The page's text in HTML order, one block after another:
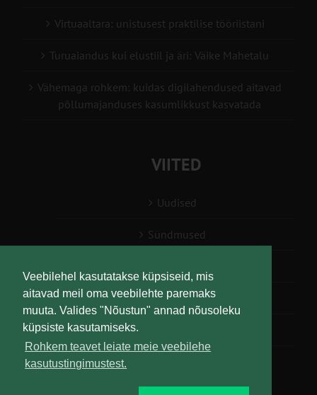
Veebilehel kasutatakse küpsiseid, mis
aitavad meil oma veebilehte paremaks
muuta. Valides "Nõustun" annad nõusoleku
küpsiste kasutamiseks.
Rohkem teavet leiate meie veebilehe
kasutustingimustest.
Virtuaaltara: unistusest praktilise tööriistani
Turuaiandus kui elustiil ja äri: Väike Mahetalu
Vähemaga rohkem: kuidas digilahendused aitavad
põllumajanduses kasumlikkust kasvatada
VIITED
Uudised
Sündmused
Teabesalv
Liitu uudiskirjaga